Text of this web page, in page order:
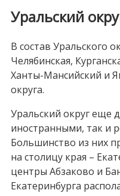
Уральский
В состав Уральского
Челябинская,
Ханты-Мансийский и
округа.
Уральский округ еще
иностранными, так и
Большинство из них
на столицу края –
центры Абзаково и
Екатеринбурга